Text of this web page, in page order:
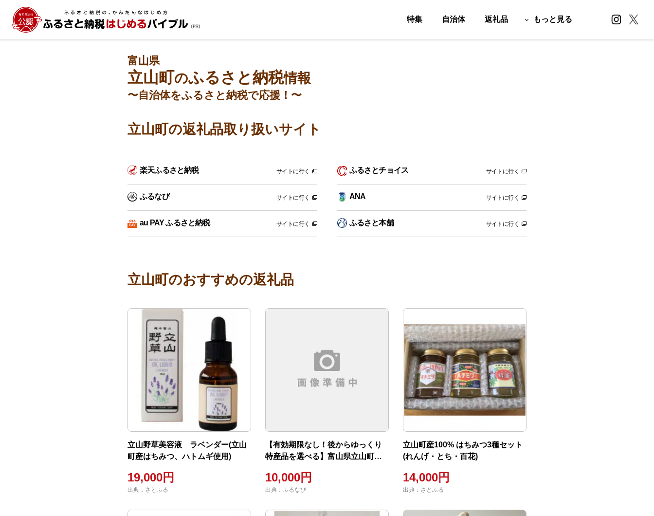
特集 自治体 返礼品 もっと見る
富山県
立山町のふるさと納税情報
〜自治体をふるさと納税で応援！〜
立山町の返礼品取り扱いサイト
楽天ふるさと納税 サイトに行く ふるさとチョイス サイトに行く
ふるなび サイトに行く ANA サイトに行く
au PAY ふるさと納税 サイトに行く ふるさと本舗 サイトに行く
立山町のおすすめの返礼品
立山野草美容液 ラベンダー(立山
町産はちみつ、ハトムギ使用)
19,000円
出典：さとふる
【有効期限なし！後からゆっくり
特産品を選べる】富山県立山町カ
10,000円
出典：ふるなび
立山町産100% はちみつ3種セット
(れんげ・とち・百花)
14,000円
出典：さとふる